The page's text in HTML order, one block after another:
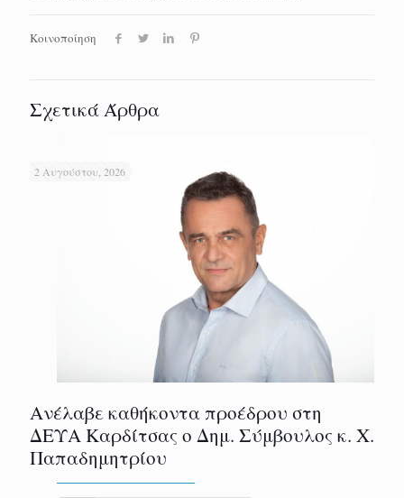
Κοινοποίηση
Σχετικά Άρθρα
2 Αυγούστου, 2026
Ανέλαβε καθήκοντα προέδρου στη
ΔΕΥΑ Καρδίτσας ο Δημ. Σύμβουλος κ. Χ.
Παπαδημητρίου